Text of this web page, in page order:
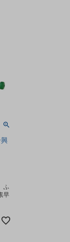
ふ
早